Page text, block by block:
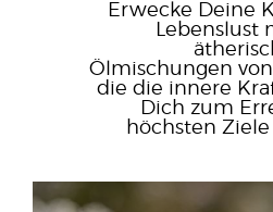
Erwecke Deine
Lebenslust
Ölmischungen
die die innere
Dich zum
höchsten